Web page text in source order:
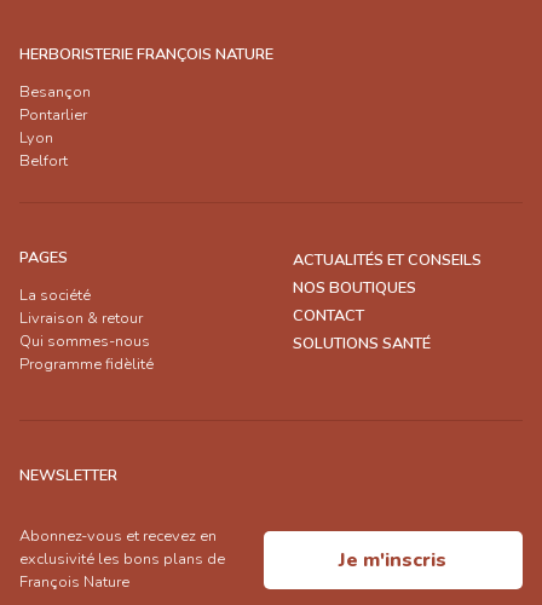
HERBORISTERIE FRANÇOIS NATURE
Besançon
Pontarlier
Lyon
Belfort
PAGES
La société
Livraison & retour
Qui sommes-nous
Programme fidèlité
ACTUALITÉS ET CONSEILS
NOS BOUTIQUES
CONTACT
SOLUTIONS SANTÉ
NEWSLETTER
Abonnez-vous et recevez en
exclusivité les bons plans de
François Nature
Je m'inscris